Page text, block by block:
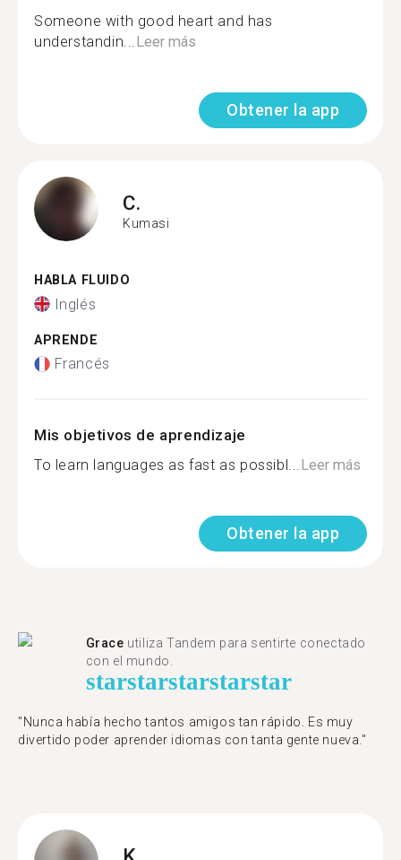
Someone with good heart and has
understandin...Leer más
Obtener la app
C.
Kumasi
HABLA FLUIDO
Inglés
APRENDE
Francés
Mis objetivos de aprendizaje
To learn languages as fast as possibl...Leer más
Obtener la app
Grace utiliza Tandem para sentirte conectado
con el mundo.
starstarstarstarstar
"Nunca había hecho tantos amigos tan rápido. Es muy
divertido poder aprender idiomas con tanta gente nueva."
K.